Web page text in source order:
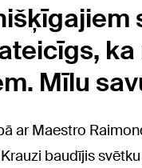
Mīlu
ar Maestro
baudījis